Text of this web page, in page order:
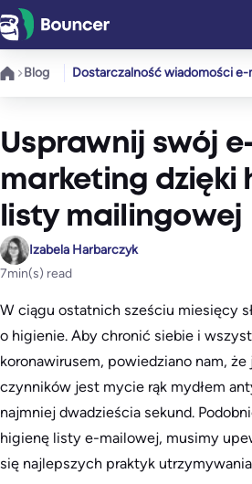
Przejdź
do
treści
Blog Dostarczalność wiadomości e-
Usprawnij swój
marketing dzięki
listy mailingowej
Izabela Harbarczyk
7min(s) read
W ciągu ostatnich sześciu miesięcy
o higienie. Aby chronić siebie i
koronawirusem, powiedziano nam,
czynników jest mycie rąk mydłem
najmniej dwadzieścia sekund.
higienę listy e-mailowej, musimy
się najlepszych praktyk